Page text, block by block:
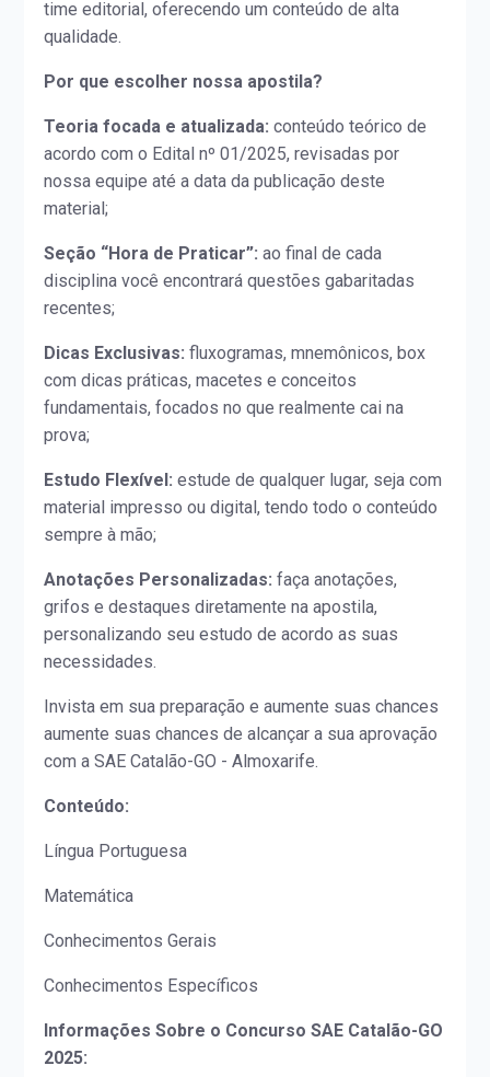
time editorial, oferecendo um conteúdo de alta
qualidade.
Por que escolher nossa apostila?
Teoria focada e atualizada: conteúdo teórico de
acordo com o Edital nº 01/2025, revisadas por
nossa equipe até a data da publicação deste
material;
Seção “Hora de Praticar”: ao final de cada
disciplina você encontrará questões gabaritadas
recentes;
Dicas Exclusivas: fluxogramas, mnemônicos, box
com dicas práticas, macetes e conceitos
fundamentais, focados no que realmente cai na
prova;
Estudo Flexível: estude de qualquer lugar, seja com
material impresso ou digital, tendo todo o conteúdo
sempre à mão;
Anotações Personalizadas: faça anotações,
grifos e destaques diretamente na apostila,
personalizando seu estudo de acordo as suas
necessidades.
Invista em sua preparação e aumente suas chances
aumente suas chances de alcançar a sua aprovação
com a SAE Catalão-GO - Almoxarife.
Conteúdo:
Língua Portuguesa
Matemática
Conhecimentos Gerais
Conhecimentos Específicos
Informações Sobre o Concurso SAE Catalão-GO
2025: